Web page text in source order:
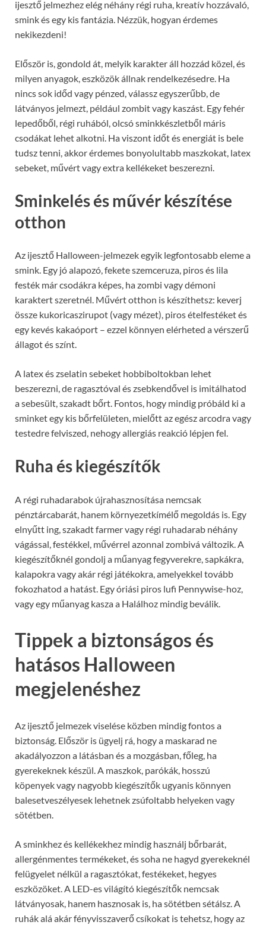
ijesztő jelmezhez elég néhány régi ruha, kreatív hozzávaló,
smink és egy kis fantázia. Nézzük, hogyan érdemes
nekikezdeni!
Először is, gondold át, melyik karakter áll hozzád közel, és
milyen anyagok, eszközök állnak rendelkezésedre. Ha
nincs sok időd vagy pénzed, válassz egyszerűbb, de
látványos jelmezt, például zombit vagy kaszást. Egy fehér
lepedőből, régi ruhából, olcsó sminkkészletből máris
csodákat lehet alkotni. Ha viszont időt és energiát is bele
tudsz tenni, akkor érdemes bonyolultabb maszkokat, latex
sebeket, művért vagy extra kellékeket beszerezni.
Sminkelés és művér készítése
otthon
Az ijesztő Halloween-jelmezek egyik legfontosabb eleme a
smink. Egy jó alapozó, fekete szemceruza, piros és lila
festék már csodákra képes, ha zombi vagy démoni
karaktert szeretnél. Művért otthon is készíthetsz: keverj
össze kukoricaszirupot (vagy mézet), piros ételfestéket és
egy kevés kakaóport – ezzel könnyen elérheted a vérszerű
állagot és színt.
A latex és zselatin sebeket hobbiboltokban lehet
beszerezni, de ragasztóval és zsebkendővel is imitálhatod
a sebesült, szakadt bőrt. Fontos, hogy mindig próbáld ki a
sminket egy kis bőrfelületen, mielőtt az egész arcodra vagy
testedre felviszed, nehogy allergiás reakció lépjen fel.
Ruha és kiegészítők
A régi ruhadarabok újrahasznosítása nemcsak
pénztárcabarát, hanem környezetkímélő megoldás is. Egy
elnyűtt ing, szakadt farmer vagy régi ruhadarab néhány
vágással, festékkel, művérrel azonnal zombivá változik. A
kiegészítőknél gondolj a műanyag fegyverekre, sapkákra,
kalapokra vagy akár régi játékokra, amelyekkel tovább
fokozhatod a hatást. Egy óriási piros lufi Pennywise-hoz,
vagy egy műanyag kasza a Halálhoz mindig beválik.
Tippek a biztonságos és
hatásos Halloween
megjelenéshez
Az ijesztő jelmezek viselése közben mindig fontos a
biztonság. Először is ügyelj rá, hogy a maskarad ne
akadályozzon a látásban és a mozgásban, főleg, ha
gyerekeknek készül. A maszkok, parókák, hosszú
köpenyek vagy nagyobb kiegészítők ugyanis könnyen
balesetveszélyesek lehetnek zsúfoltabb helyeken vagy
sötétben.
A sminkhez és kellékekhez mindig használj bőrbarát,
allergénmentes termékeket, és soha ne hagyd gyerekeknél
felügyelet nélkül a ragasztókat, festékeket, hegyes
eszközöket. A LED-es világító kiegészítők nemcsak
látványosak, hanem hasznosak is, ha sötétben sétálsz. A
ruhák alá akár fényvisszaverő csíkokat is tehetsz, hogy az